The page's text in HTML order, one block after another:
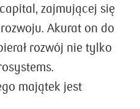
zajmującej się
Akurat on do
rozwój nie tylko
majątek jest